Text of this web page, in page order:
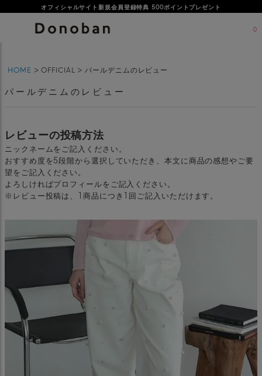
オフィシャルサイト新規会員登録特典 500ポイントプレゼント
0
HOME OFFICIAL パールデニムのレビュー
パールデニムのレビュー
レビューの投稿方法
ニックネームをご記入ください。
おすすめ度を5段階から選択していただき、本文に商品の感想やご要
望をご記入ください。
よろしければプロフィールをご記入ください。
※レビュー投稿は、1商品につき1回ご記入いただけます。